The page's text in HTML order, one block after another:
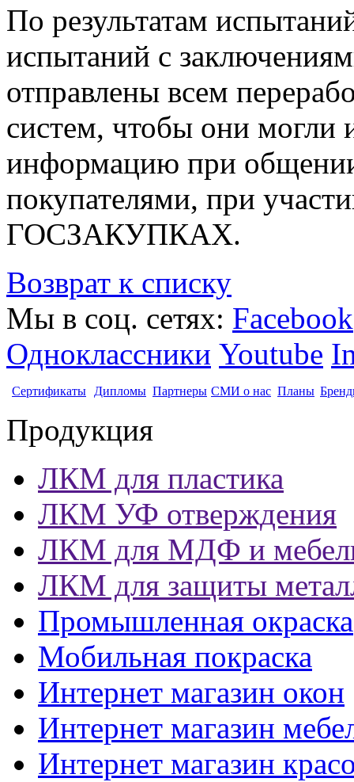
По результатам
испытаний с
отправлены всем
систем, чтобы они могли
информацию при
покупателями, при
ГОСЗАКУПКАХ.
Возврат к списку
Мы в соц. сетях: Facebook
Одноклассники Youtube
Сертификаты Дипломы Партнеры СМИ о нас Планы
Продукция
ЛКМ для пластика
ЛКМ УФ отверждения
ЛКМ для МДФ и
ЛКМ для защиты
Промышленная окраска
Мобильная покраска
Интернет магазин окон
Интернет магазин
Интернет магазин